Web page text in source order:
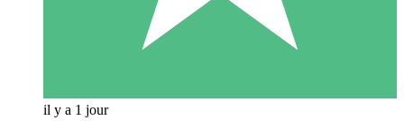
il y a 1 jour